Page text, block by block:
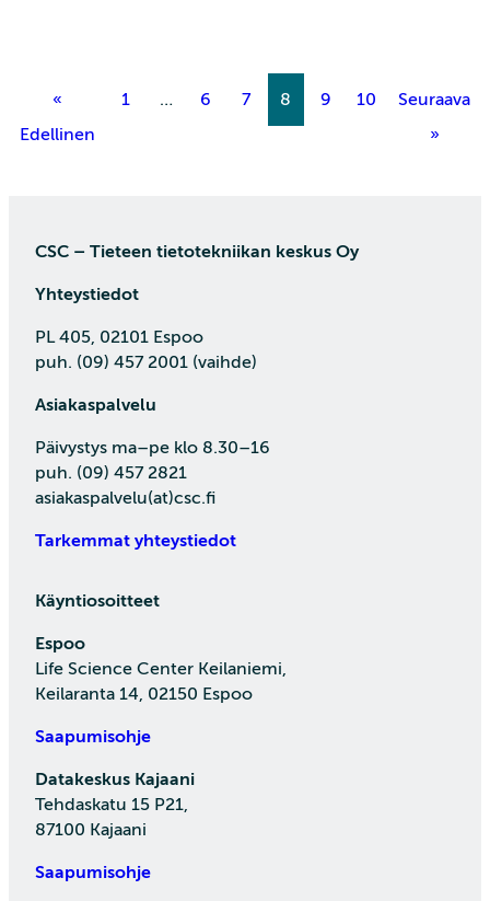
«
Edellinen
1 … 6 7 8 9 10
Seuraava
»
CSC – Tieteen tietotekniikan keskus Oy
Yhteystiedot
PL 405, 02101 Espoo
puh. (09) 457 2001 (vaihde)
Asiakaspalvelu
Päivystys ma–pe klo 8.30–16
puh. (09) 457 2821
asiakaspalvelu(at)csc.fi
Tarkemmat yhteystiedot
Käyntiosoitteet
Espoo
Life Science Center Keilaniemi,
Keilaranta 14, 02150 Espoo
Saapumisohje
Datakeskus Kajaani
Tehdaskatu 15 P21,
87100 Kajaani
Saapumisohje